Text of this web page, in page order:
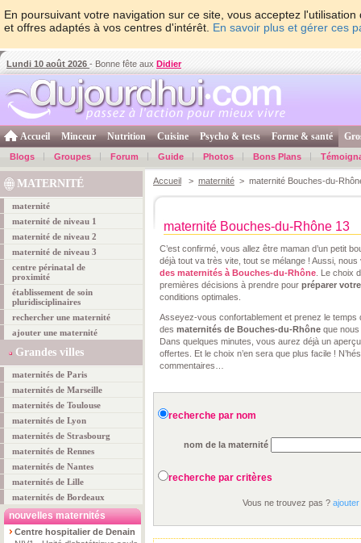
En poursuivant votre navigation sur ce site, vous acceptez
et offres adaptés à vos centres d'intérêt. En savoir plus et gérer ces
Lundi 10 août 2026 - Bonne fête aux Didier
Accueil Minceur Nutrition Cuisine Psycho & tests Forme & santé
Blogs Groupes Forum Guide Photos Bons Plans
MATERNITÉ
maternité
maternité de niveau 1
maternité de niveau 2
maternité de niveau 3
centre périnatal de
proximité
établissement de soin
pluridisciplinaires
rechercher une maternité
ajouter une maternité
Grandes villes
maternités de Paris
maternités de Marseille
maternités de Toulouse
maternités de Lyon
maternités de Strasbourg
maternités de Rennes
maternités de Nantes
maternités de Lille
maternités de Bordeaux
nouvelles maternités
Centre hospitalier de Denain
Accueil > maternité > maternité Bouches-du-
maternité Bouches-du-Rhône 13
C’est confirmé, vous allez être maman d’un petit
déjà tout va très vite, tout se mélange ! Aussi,
des maternités à Bouches-du-Rhône . Le choix
premières décisions à prendre pour préparer
conditions optimales.
Asseyez-vous confortablement et prenez le temps
des maternités de Bouches-du-Rhône que
Dans quelques minutes, vous aurez déjà un
offertes. Et le choix n’en sera que plus facile !
commentaires…
recherche par nom
nom de la maternité
recherche par critères
Vous ne trouvez pas ?